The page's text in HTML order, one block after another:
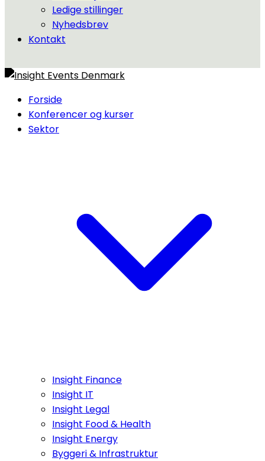
Ledige stillinger
Nyhedsbrev
Kontakt
Forside
Konferencer og kurser
Sektor
Insight Finance
Insight IT
Insight Legal
Insight Food & Health
Insight Energy
Byggeri & Infrastruktur